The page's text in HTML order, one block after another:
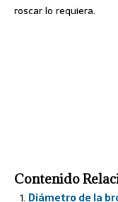
roscar lo requiera.
Contenido
Diámetro de la